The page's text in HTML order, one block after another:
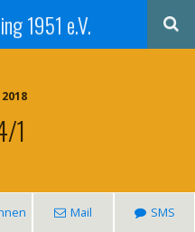
1951 e.V.
1
Mail SMS